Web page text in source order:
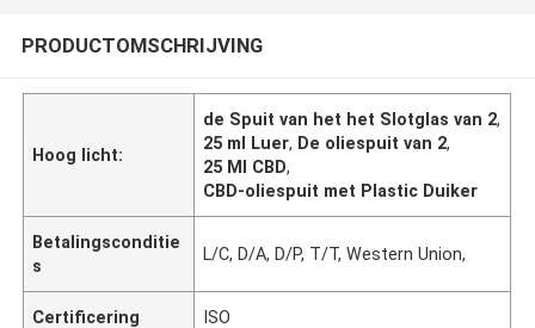
PRODUCTOMSCHRIJVING
Hoog licht:
de Spuit van het het Slotglas van 2,
25 ml Luer, De oliespuit van 2,
25 Ml CBD,
CBD-oliespuit met Plastic Duiker
Betalingsconditie
s
L/C, D/A, D/P, T/T, Western Union,
Certificering ISO